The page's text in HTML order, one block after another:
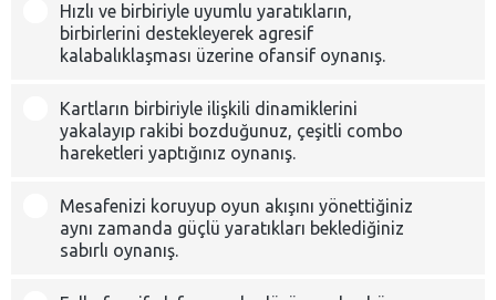
Hızlı ve birbiriyle uyumlu yaratıkların,
birbirlerini destekleyerek agresif
kalabalıklaşması üzerine ofansif oynanış.
Kartların birbiriyle ilişkili dinamiklerini
yakalayıp rakibi bozduğunuz, çeşitli combo
hareketleri yaptığınız oynanış.
Mesafenizi koruyup oyun akışını yönettiğiniz
aynı zamanda güçlü yaratıkları beklediğiniz
sabırlı oynanış.